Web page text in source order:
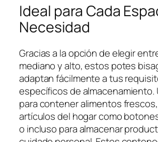
Ideal para Cada
Necesidad
Gracias a la opción de elegir
mediano y alto, estos potes
adaptan fácilmente a tus
específicos de almacenamiento.
para contener alimentos
artículos del hogar como
o incluso para almacenar